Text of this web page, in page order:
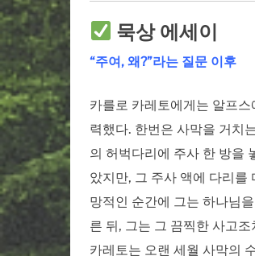
묵상 에세이
“주여, 왜?”라는 질문 이후
카를로 카레토에게는 알프
력했다. 한번은 사막을 거치
의 허벅다리에 주사 한 방을
았지만, 그 주사 액에 다리를
망적인 순간에 그는 하나님
른 뒤, 그는 그 끔찍한 사고
카레토는 오랜 세월 사막의